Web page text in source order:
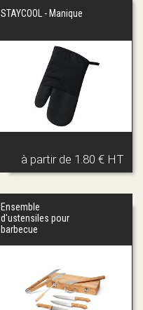
STAYCOOL - Manique
à partir de 1.80 € HT
Ensemble
d'ustensiles pour
barbecue